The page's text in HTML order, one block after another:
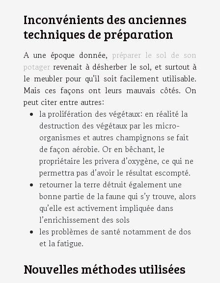
Inconvénients des anciennes
techniques de préparation
A une époque donnée, préparer le sol de son
potager revenait à désherber le sol, et surtout à
le meubler pour qu’il soit facilement utilisable.
Mais ces façons ont leurs mauvais côtés. On
peut citer entre autres:
la prolifération des végétaux: en réalité la
destruction des végétaux par les micro-
organismes et autres champignons se fait
de façon aérobie. Or en bêchant, le
propriétaire les privera d’oxygène, ce qui ne
permettra pas d’avoir le résultat escompté.
retourner la terre détruit également une
bonne partie de la faune qui s’y trouve, alors
qu’elle est activement impliquée dans
l’enrichissement des sols
les problèmes de santé notamment de dos
et la fatigue.
Nouvelles méthodes utilisées